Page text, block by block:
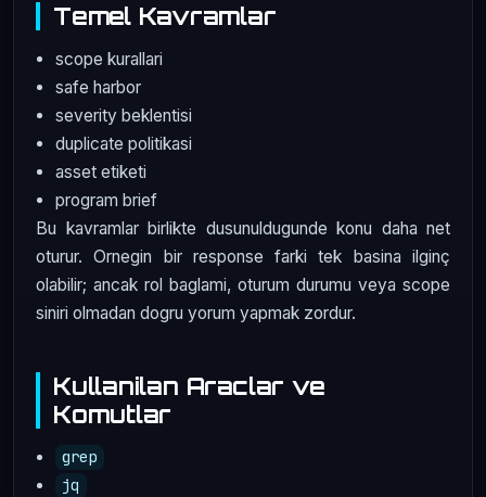
Temel Kavramlar
scope kurallari
safe harbor
severity beklentisi
duplicate politikasi
asset etiketi
program brief
Bu kavramlar birlikte dusunuldugunde konu daha net
oturur. Ornegin bir response farki tek basina ilginç
olabilir; ancak rol baglami, oturum durumu veya scope
siniri olmadan dogru yorum yapmak zordur.
Kullanilan Araclar ve
Komutlar
grep
jq